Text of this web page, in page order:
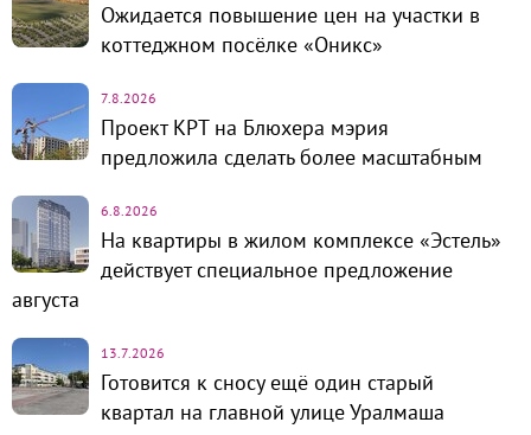
Ожидается повышение цен на участки в
коттеджном посёлке «Оникс»
7.8.2026
Проект КРТ на Блюхера мэрия
предложила сделать более масштабным
6.8.2026
На квартиры в жилом комплексе «Эстель»
действует специальное предложение
августа
13.7.2026
Готовится к сносу ещё один старый
квартал на главной улице Уралмаша